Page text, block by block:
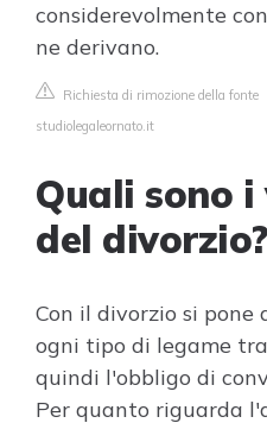
considerevolmente
ne derivano.
Richiesta di rimozione della fonte
studiolegaleornato.it
Quali sono
del divorzio?
Con il divorzio si
ogni tipo di legame
quindi l'obbligo di
Per quanto riguarda